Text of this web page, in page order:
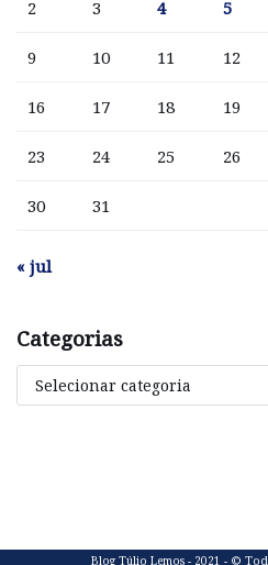
2 3 4 5
9 10 11 12
16 17 18 19
23 24 25 26
30 31
« jul
Categorias
Blog Túlio Lemos - 2021 - ©